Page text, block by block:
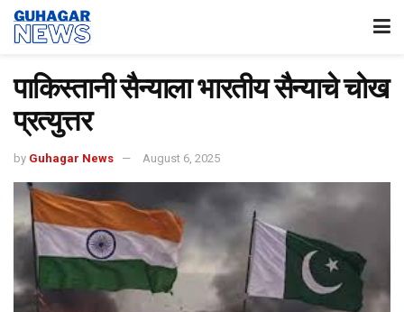
पाकिस्तानी सैन्याला भारतीय सैन्याचे चोख
प्रत्युत्तर
by Guhagar News August 6, 2025